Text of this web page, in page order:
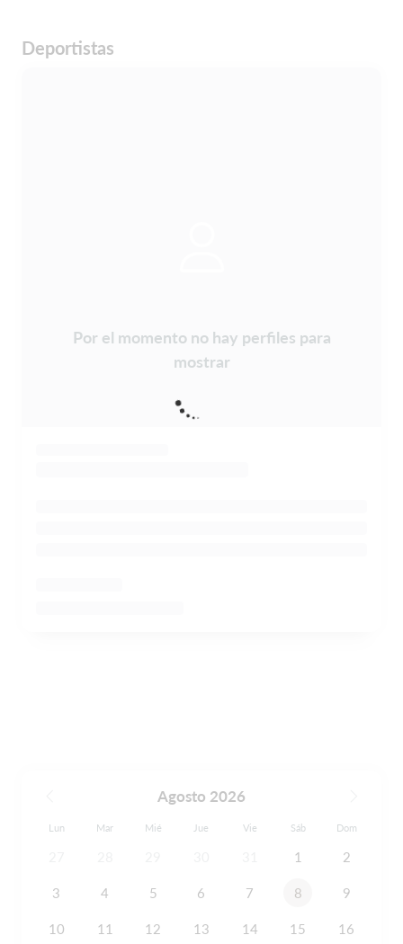
Deportistas
Por el momento no hay perfiles para
mostrar
Agosto 2026
Lun Mar Mié Jue Vie Sáb Dom
1 2
3 4 5 6 7 8 9
10 11 12 13 14 15 16